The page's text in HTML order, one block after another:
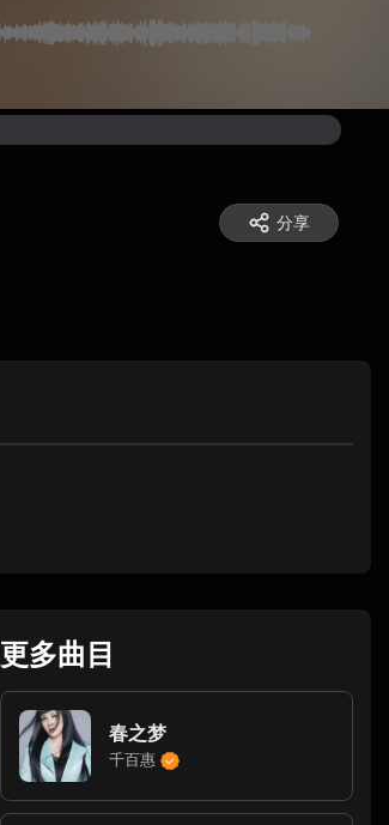
分享
更多曲目
春之梦
千百惠